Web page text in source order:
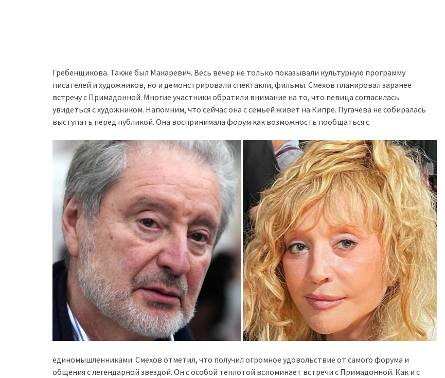
Гребенщикова. Также был Макаревич. Весь вечер не только показывали культурную программу
писателей и художников, но и демонстрировали спектакли, фильмы. Смехов планировал заранее
встречу с Примадонной. Многие участники обратили внимание на то, что певица согласилась
увидеться с художником. Напомним, что сейчас она с семьей живет на Кипре. Пугачева не собиралась
выступать перед публикой. Она воспринимала форум как возможность пообщаться с
единомышленниками. Смехов отметил, что получил огромное удовольствие от самого форума и
общения с легендарной звездой. Он с особой теплотой вспоминает встречи с Примадонной. Как и с